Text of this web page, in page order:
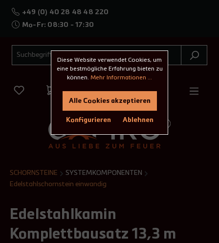
+49 (0) 40 28 48 48 220
Mo-Fr: 08:30 - 17:30
SCHORNSTEINE
SYSTEMKOMPONENTEN
Edelstahlschornstein einwandig
Edelstahlkamin
Komplettbausatz 13,3 m
Diese Website verwendet Cookies, um
eine bestmögliche Erfahrung bieten zu
können. Mehr Informationen ...
Ablehnen
Konfigurieren
Alle Cookies akzeptieren